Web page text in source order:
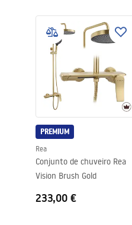
Seria
Assembléia
Direção da cabina
Garantia
Revestimento Fácil e
Informações de
WARUNKI
KABINY DRZWI
PREMIUM
Rea
Conjunto de chuveiro Rea
Vision Brush Gold
233,00 €